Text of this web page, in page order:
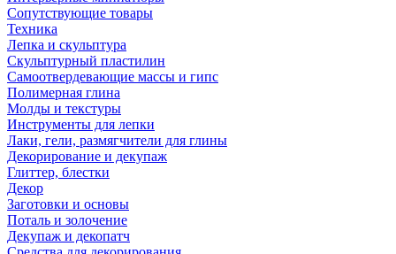
Сопутствующие товары
Техника
Лепка и скульптура
Скульптурный пластилин
Самоотвердевающие массы и гипс
Полимерная глина
Молды и текстуры
Инструменты для лепки
Лаки, гели, размягчители для глины
Декорирование и декупаж
Глиттер, блестки
Декор
Заготовки и основы
Поталь и золочение
Декупаж и декопатч